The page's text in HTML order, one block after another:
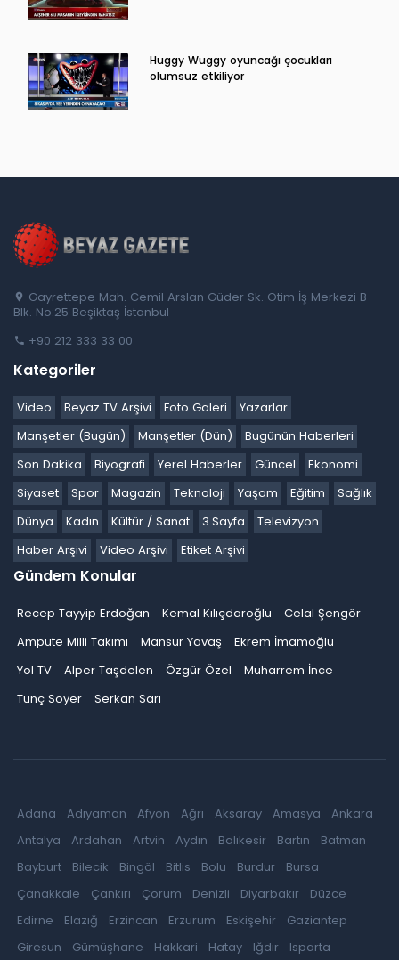
Huggy Wuggy oyuncağı çocukları
olumsuz etkiliyor
Gayrettepe Mah. Cemil Arslan Güder Sk. Otim İş Merkezi B
Blk. No:25 Beşiktaş İstanbul
+90 212 333 33 00
Kategoriler
Video Beyaz TV Arşivi Foto Galeri
Yazarlar
Manşetler (Bugün)
Manşetler (Dün)
Bugünün Haberleri
Son Dakika
Biyografi Yerel Haberler Güncel
Ekonomi
Siyaset
Spor Magazin Teknoloji Yaşam Eğitim
Sağlık
Dünya
Kadın Kültür / Sanat 3.Sayfa
Televizyon
Haber Arşivi
Video Arşivi Etiket Arşivi
Gündem Konular
Recep Tayyip Erdoğan Kemal Kılıçdaroğlu
Celal Şengör
Ampute Milli Takımı
Mansur Yavaş
Ekrem İmamoğlu
Yol TV
Alper Taşdelen Özgür Özel
Muharrem İnce
Tunç Soyer
Serkan Sarı
Adana Adıyaman Afyon Ağrı Aksaray Amasya
Ankara
Antalya
Ardahan Artvin Aydın Balıkesir Bartın
Batman
Bayburt
Bilecik Bingöl Bitlis Bolu Burdur
Bursa
Çanakkale
Çankırı Çorum Denizli Diyarbakır
Düzce
Edirne
Elazığ Erzincan Erzurum Eskişehir
Gaziantep
Giresun
Gümüşhane Hakkari Hatay Iğdır
Isparta